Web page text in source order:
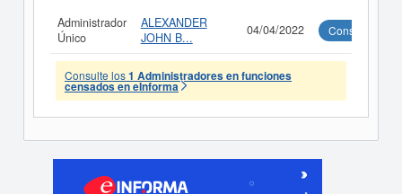
Administrador
Único
ALEXANDER
JOHN B...
04/04/2022 Consultar
Consulte los1 Administradores en funciones
censados en eInforma